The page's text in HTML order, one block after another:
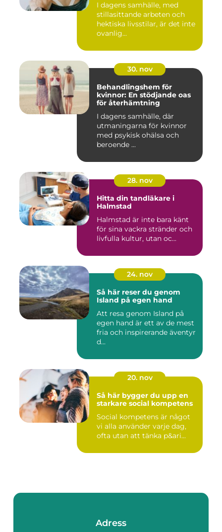
I dagens samhälle, med
stillasittande arbeten och
hektiska livsstilar, är det inte
ovanlig...
30. nov
Behandlingshem för
kvinnor: En stödjande oas
för återhämtning
I dagens samhälle, där
utmaningarna för kvinnor
med psykisk ohälsa och
beroende ...
28. nov
Hitta din tandläkare i
Halmstad
Halmstad är inte bara känt
för sina vackra stränder och
livfulla kultur, utan oc...
24. nov
Så här reser du genom
Island på egen hand
Att resa genom Island på
egen hand är ett av de mest
fria och inspirerande äventyr
d...
20. nov
Så här bygger du upp en
starkare social kompetens
Social kompetens är något
vi alla använder varje dag,
ofta utan att tänka p&ari...
Adress